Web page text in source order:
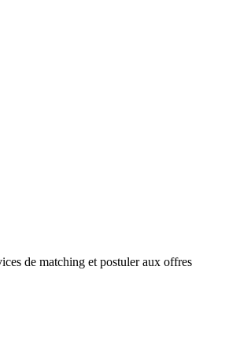
de matching et postuler aux offres